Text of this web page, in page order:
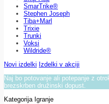
SmarTrike®
Stephen Joseph
Tiba+Marl
Trixie
Trunki
Voksi
Wildride®
Novi izdelki Izdelki v akciji
Naj bo potovanje ali potepanje z
brezskrben družinski dopust.
Kategorija Igranje